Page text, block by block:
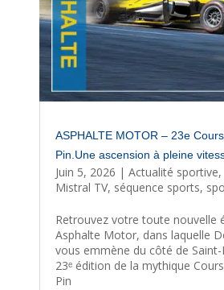
ASPHALTE MOTOR – 23e
Pin.Une ascension à pleine
Juin 5, 2026 | Actualité sportive,
Mistral TV, séquence sports,
Retrouvez votre toute nouvelle
Asphalte Motor, dans laquelle
vous emmène du côté de
23ᵉ édition de la mythique
Pin